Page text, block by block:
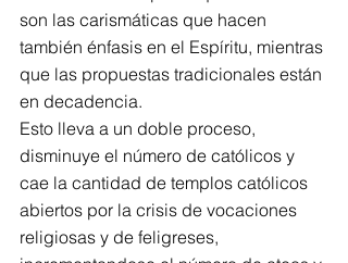
son las carismáticas que hacen
también énfasis en el Espíritu, mientras
que las propuestas tradicionales están
en decadencia.
Esto lleva a un doble proceso,
disminuye el número de católicos y
cae la cantidad de templos católicos
abiertos por la crisis de vocaciones
religiosas y de feligreses,